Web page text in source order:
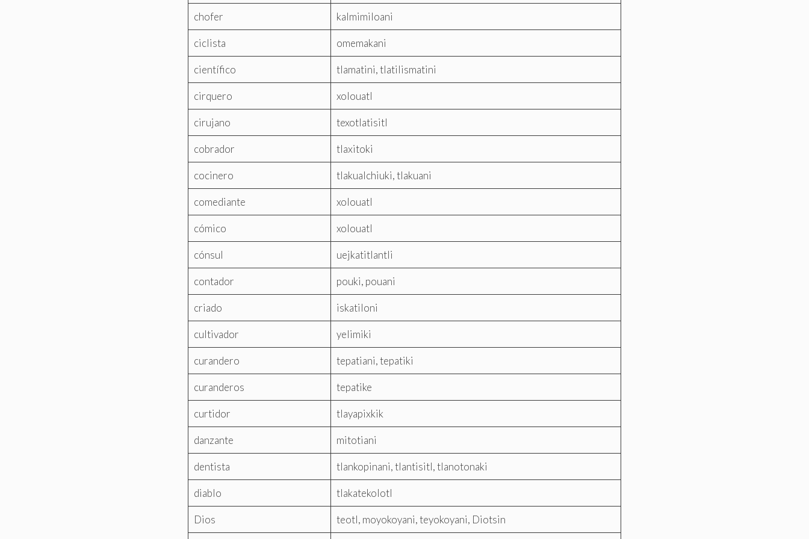
chofer kalmimiloani
ciclista omemakani
científico tlamatini, tlatilismatini
cirquero xolouatl
cirujano texotlatisitl
cobrador tlaxitoki
cocinero tlakualchiuki, tlakuani
comediante xolouatl
cómico xolouatl
cónsul uejkatitlantli
contador pouki, pouani
criado iskatiloni
cultivador yelimiki
curandero tepatiani, tepatiki
curanderos tepatike
curtidor tlayapixkik
danzante mitotiani
dentista tlankopinani, tlantisitl, tlanotonaki
diablo tlakatekolotl
Dios teotl, moyokoyani, teyokoyani, Diotsin